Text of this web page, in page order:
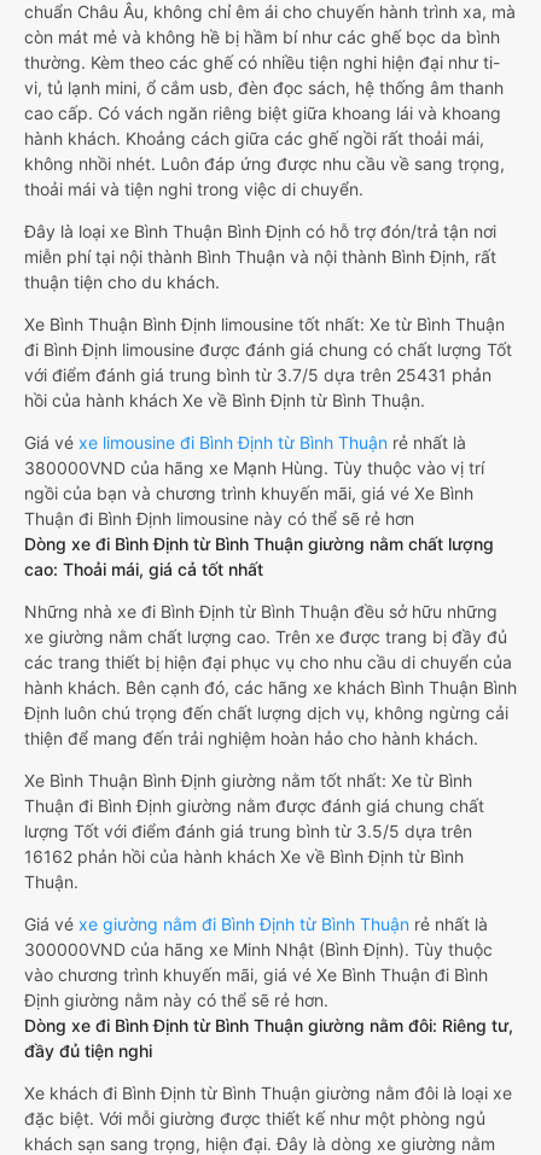
chuẩn Châu Âu, không chỉ êm ái cho chuyến hành trình xa, mà
còn mát mẻ và không hề bị hầm bí như các ghế bọc da bình
thường. Kèm theo các ghế có nhiều tiện nghi hiện đại như ti-
vi, tủ lạnh mini, ổ cắm usb, đèn đọc sách, hệ thống âm thanh
cao cấp. Có vách ngăn riêng biệt giữa khoang lái và khoang
hành khách. Khoảng cách giữa các ghế ngồi rất thoải mái,
không nhồi nhét. Luôn đáp ứng được nhu cầu về sang trọng,
thoải mái và tiện nghi trong việc di chuyển.
Đây là loại xe Bình Thuận Bình Định có hỗ trợ đón/trả tận nơi
miễn phí tại nội thành Bình Thuận và nội thành Bình Định, rất
thuận tiện cho du khách.
Xe Bình Thuận Bình Định limousine tốt nhất: Xe từ Bình Thuận
đi Bình Định limousine được đánh giá chung có chất lượng Tốt
với điểm đánh giá trung bình từ 3.7/5 dựa trên 25431 phản
hồi của hành khách Xe về Bình Định từ Bình Thuận.
Giá vé xe limousine đi Bình Định từ Bình Thuận rẻ nhất là
380000VND của hãng xe Mạnh Hùng. Tùy thuộc vào vị trí
ngồi của bạn và chương trình khuyến mãi, giá vé Xe Bình
Thuận đi Bình Định limousine này có thể sẽ rẻ hơn
Dòng xe đi Bình Định từ Bình Thuận giường nằm chất lượng
cao: Thoải mái, giá cả tốt nhất
Những nhà xe đi Bình Định từ Bình Thuận đều sở hữu những
xe giường nằm chất lượng cao. Trên xe được trang bị đầy đủ
các trang thiết bị hiện đại phục vụ cho nhu cầu di chuyển của
hành khách. Bên cạnh đó, các hãng xe khách Bình Thuận Bình
Định luôn chú trọng đến chất lượng dịch vụ, không ngừng cải
thiện để mang đến trải nghiệm hoàn hảo cho hành khách.
Xe Bình Thuận Bình Định giường nằm tốt nhất: Xe từ Bình
Thuận đi Bình Định giường nằm được đánh giá chung chất
lượng Tốt với điểm đánh giá trung bình từ 3.5/5 dựa trên
16162 phản hồi của hành khách Xe về Bình Định từ Bình
Thuận.
Giá vé xe giường nằm đi Bình Định từ Bình Thuận rẻ nhất là
300000VND của hãng xe Minh Nhật (Bình Định). Tùy thuộc
vào chương trình khuyến mãi, giá vé Xe Bình Thuận đi Bình
Định giường nằm này có thể sẽ rẻ hơn.
Dòng xe đi Bình Định từ Bình Thuận giường nằm đôi: Riêng tư,
đầy đủ tiện nghi
Xe khách đi Bình Định từ Bình Thuận giường nằm đôi là loại xe
đặc biệt. Với mỗi giường được thiết kế như một phòng ngủ
khách sạn sang trọng, hiện đại. Đây là dòng xe giường nằm